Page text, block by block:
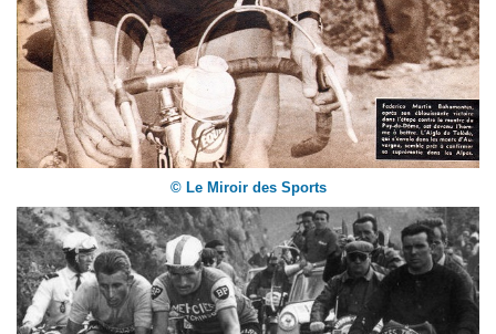
© Le Miroir des Sports